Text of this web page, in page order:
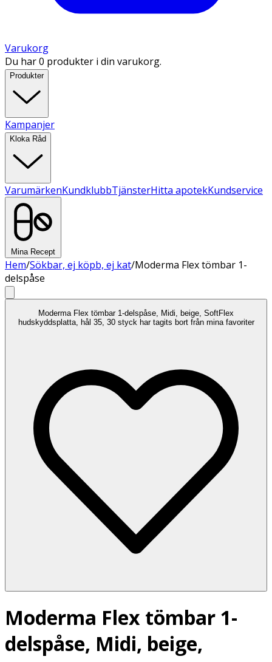
Varukorg
Du har 0 produkter i din varukorg.
Produkter
Kampanjer
Kloka Råd
VarumärkenKundklubbTjänsterHitta apotekKundservice
Mina Recept
Hem/Sökbar, ej köpb, ej kat/Moderma Flex tömbar 1-
delspåse
Moderma Flex tömbar 1-delspåse, Midi, beige, SoftFlex
hudskyddsplatta, hål 35, 30 styck har tagits bort från mina favoriter
Moderma Flex tömbar 1-
delspåse, Midi, beige,